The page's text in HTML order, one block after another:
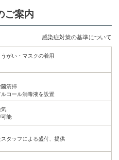
ご案内
感染症対策の基準について
がい・マスクの着用
清掃
コール消毒液を設置
能
タッフによる盛付、提供